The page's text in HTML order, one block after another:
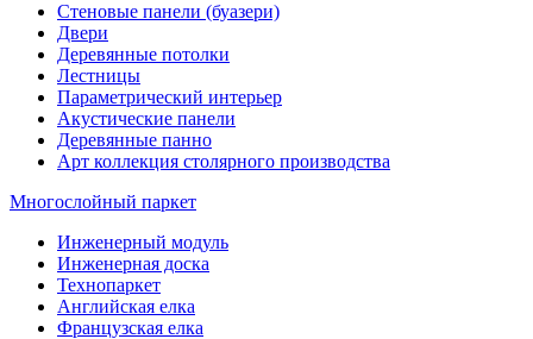
Стеновые панели (буазери)
Двери
Деревянные потолки
Лестницы
Параметрический интерьер
Акустические панели
Деревянные панно
Арт коллекция столярного производства
Многослойный паркет
Инженерный модуль
Инженерная доска
Технопаркет
Английская елка
Французская елка